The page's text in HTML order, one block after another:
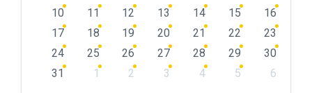
10
11 12 13 14 15
16
17
18 19 20 21 22
23
24
25 26 27 28 29
30
31
1 2 3 4 5
6